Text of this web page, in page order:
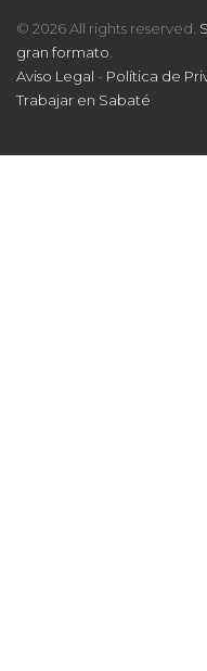
© 2026 All rights reserved.
gran formato.
Aviso Legal - Política de
Trabajar en Sabaté